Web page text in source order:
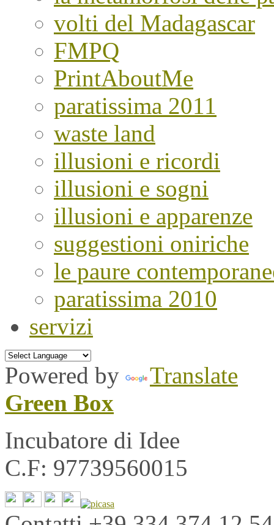
volti del Madagascar
FMPQ
PrintAboutMe
paratissima 2011
waste land
illusioni e ricordi
illusioni e sogni
illusioni e apparenze
suggestioni oniriche
le paure
paratissima 2010
servizi
Powered by
Translate
Green Box
Incubatore di Idee
C.F: 97739560015